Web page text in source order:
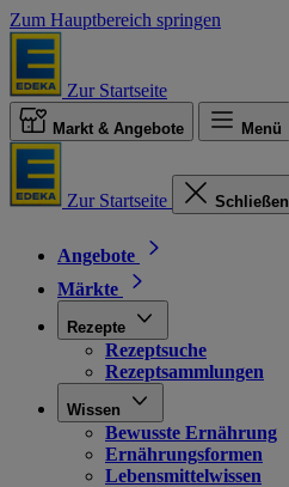
Zum Hauptbereich springen
Zur Startseite
Markt & Angebote Menü
Zur Startseite Schließen
Angebote
Märkte
Rezepte
Rezeptsuche
Rezeptsammlungen
Wissen
Bewusste Ernährung
Ernährungsformen
Lebensmittelwissen